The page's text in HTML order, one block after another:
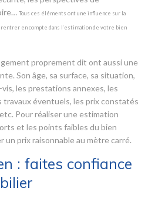
Tous ces éléments ont une influence sur la
en compte dans l’estimation de votre bien
proprement dit ont aussi une
Son âge, sa surface, sa situation,
les prestations annexes, les
travaux éventuels, les prix constatés
Pour réaliser une estimation
et les points faibles du bien
prix raisonnable au mètre carré.
: faites confiance